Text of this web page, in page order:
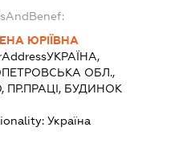
ЮРІЇВНА
УКРАЇНА,
ОБЛ.,
ПР.ПРАЦІ, БУДИНОК
Україна